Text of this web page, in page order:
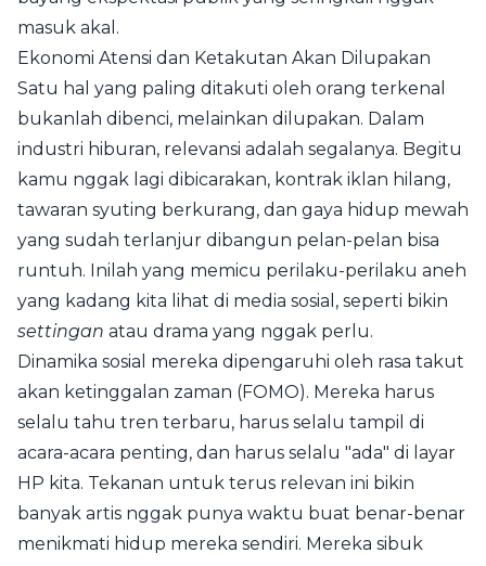
masuk akal.
Ekonomi Atensi dan Ketakutan Akan Dilupakan
Satu hal yang paling ditakuti oleh orang terkenal
bukanlah dibenci, melainkan dilupakan. Dalam
industri hiburan, relevansi adalah segalanya. Begitu
kamu nggak lagi dibicarakan, kontrak iklan hilang,
tawaran syuting berkurang, dan gaya hidup mewah
yang sudah terlanjur dibangun pelan-pelan bisa
runtuh. Inilah yang memicu perilaku-perilaku aneh
yang kadang kita lihat di media sosial, seperti bikin
settingan atau drama yang nggak perlu.
Dinamika sosial mereka dipengaruhi oleh rasa takut
akan ketinggalan zaman (FOMO). Mereka harus
selalu tahu tren terbaru, harus selalu tampil di
acara-acara penting, dan harus selalu "ada" di layar
HP kita. Tekanan untuk terus relevan ini bikin
banyak artis nggak punya waktu buat benar-benar
menikmati hidup mereka sendiri. Mereka sibuk